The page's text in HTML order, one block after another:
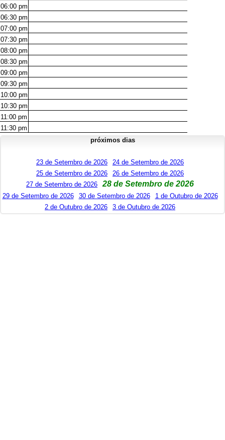
06:00 pm
06:30 pm
07:00 pm
07:30 pm
08:00 pm
08:30 pm
09:00 pm
09:30 pm
10:00 pm
10:30 pm
11:00 pm
11:30 pm
próximos dias
23 de Setembro de 2026
24 de Setembro de 2026
25 de Setembro de 2026
26 de Setembro de 2026
27 de Setembro de 2026
28 de Setembro de 2026
29 de Setembro de 2026 30 de Setembro de 2026
1 de Outubro de 2026
2 de Outubro de 2026
3 de Outubro de 2026